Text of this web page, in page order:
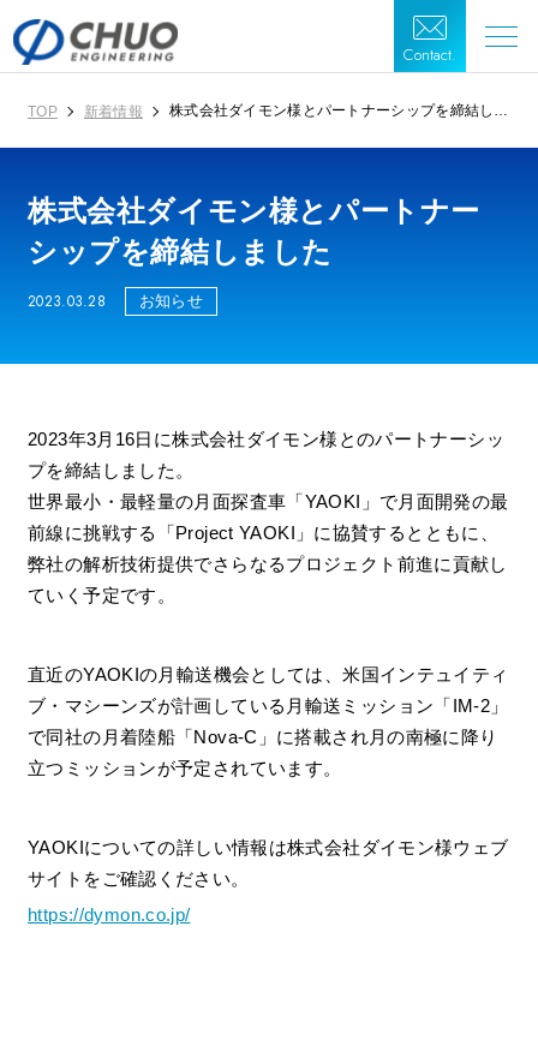
Contact.
TOP 新着情報
株式会社ダイモン様とパートナーシップを締結しま
株式会社ダイモン様とパートナー
シップを締結しました
2023.03.28 お知らせ
2023年3月16日に株式会社ダイモン様とのパートナーシッ
プを締結しました。
世界最小・最軽量の月面探査車「YAOKI」で月面開発の最
前線に挑戦する「Project YAOKI」に協賛するとともに、
弊社の解析技術提供でさらなるプロジェクト前進に貢献し
ていく予定です。
直近のYAOKIの月輸送機会としては、米国インテュイティ
ブ・マシーンズが計画している月輸送ミッション「IM-2」
で同社の月着陸船「Nova-C」に搭載され月の南極に降り
立つミッションが予定されています。
YAOKIについての詳しい情報は株式会社ダイモン様ウェブ
サイトをご確認ください。
https://dymon.co.jp/